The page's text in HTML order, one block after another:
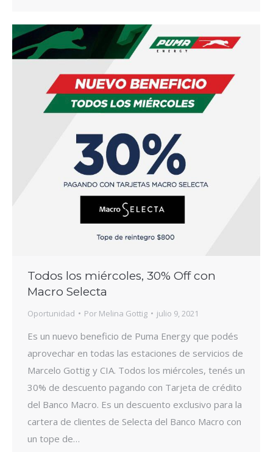
Todos los miércoles, 30% Off con
Macro Selecta
Oportunidad Por Melina Gottig julio 9, 2021
Es un nuevo beneficio de Puma Energy que podés
aprovechar en todas las estaciones de servicios de
Marcelo Gottig y CIA. Todos los miércoles, tenés un
30% de descuento pagando con Tarjeta de crédito
del Banco Macro. Es un descuento exclusivo para la
cartera de clientes de Selecta del Banco Macro con
un tope de…